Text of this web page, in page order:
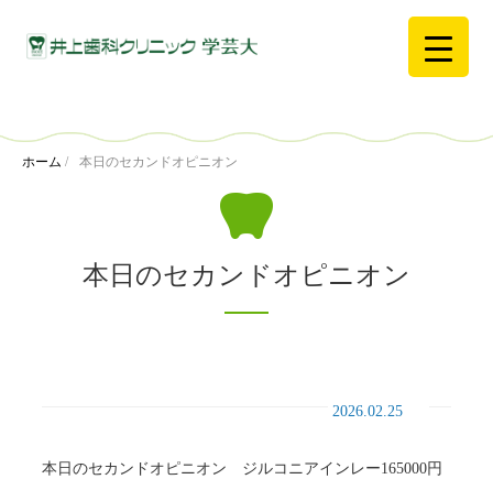
ホーム / 本日のセカンドオピニオン
本日のセカンドオピニオン
2026.02.25
本日のセカンドオピニオン ジルコニアインレー165000円